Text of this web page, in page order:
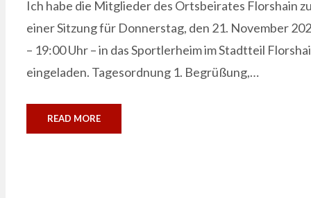
Ich habe die Mitglieder des Ortsbeirates Florshain
einer Sitzung für Donnerstag, den 21. November
– 19:00 Uhr – in das Sportlerheim im Stadtteil
eingeladen. Tagesordnung 1. Begrüßung,…
READ MORE